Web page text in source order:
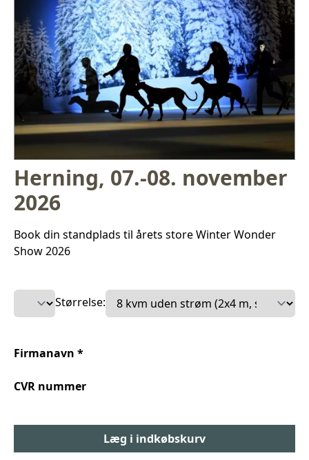
Herning, 07.-08. november
2026
Book din standplads til årets store Winter Wonder
Show 2026
Størrelse:
Firmanavn *
CVR nummer